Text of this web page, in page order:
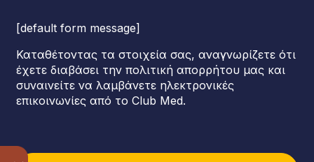
[default form message]
Καταθέτοντας τα στοιχεία σας, αναγνωρίζετε ότι
έχετε διαβάσει την πολιτική απορρήτου μας και
συναινείτε να λαμβάνετε ηλεκτρονικές
επικοινωνίες από το Club Med.